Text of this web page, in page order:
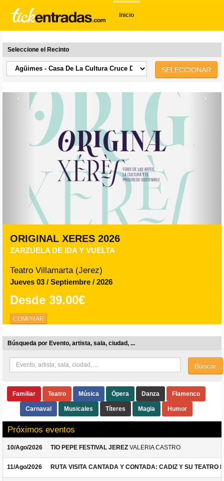
Inicio
Seleccione el Recinto
SELECCIONAR
‹ ›
ORIGINAL XERES 2026
ZARZUELA DE IDA Y VUELTA
Teatro Villamarta (Jerez)
Jueves 03 / Septiembre / 2026
Desde 39.00€
COMPRAR
Búsqueda por Evento, artista, sala, ciudad, ...
Buscar
Familiar Teatro Música Ópera Danza Flamenco
Carnaval Musicales Títeres Magia Humor
Próximos eventos
10/Ago/2026 TIO PEPE FESTIVAL JEREZ VALERIA CASTRO
11/Ago/2026 RUTA VISITA CANTADA Y CONTADA: CADIZ Y SU TEATRO